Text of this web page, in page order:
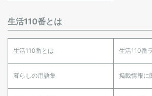
生活110番とは
生活110番とは 生活110番
暮らしの用語集 掲載情報に